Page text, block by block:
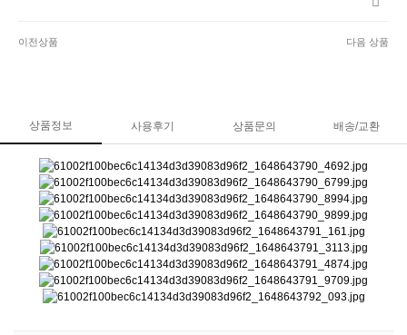
이전상품 다음 상품
상품정보 사용후기 상품문의 배송/교환